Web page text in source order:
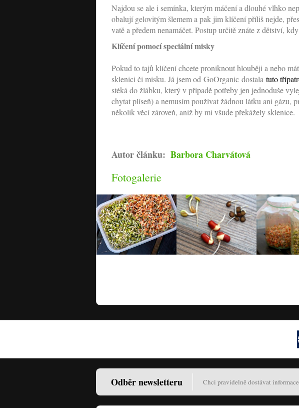
Najdou se ale i semínka, kterým máčení a dlouhé vlhko
obalují gelovitým šlemem a pak jim klíčení příliš nejde,
vatě a předem nenamáčet. Postup určitě znáte z dětství,
Klíčení pomocí speciální misky
Pokud to tajů klíčení chcete proniknout hlouběji a nebo
sklenici či misku. Já jsem od GoOrganic dostala tuto
stéká do žlábku, který v případě potřeby jen jednoduše
chytat plíseň) a nemusím používat žádnou látku ani
několik věcí zároveň, aniž by mi všude překážely sklenice.
Autor článku: Barbora Charvátová
Fotogalerie
Odběr newsletteru Chci pravidelně dostávat